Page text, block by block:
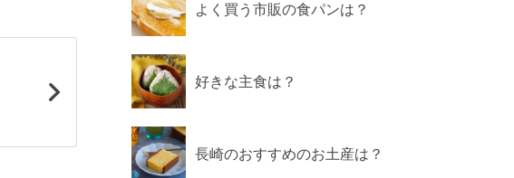
よく買う市販の食パンは？
好きな主食は？
長崎のおすすめのお土産は？